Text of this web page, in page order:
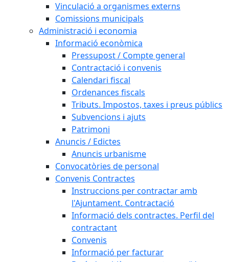
Vinculació a organismes externs
Comissions municipals
Administració i economia
Informació econòmica
Pressupost / Compte general
Contractació i convenis
Calendari fiscal
Ordenances fiscals
Tributs. Impostos, taxes i preus públics
Subvencions i ajuts
Patrimoni
Anuncis / Edictes
Anuncis urbanisme
Convocatòries de personal
Convenis Contractes
Instruccions per contractar amb
l'Ajuntament. Contractació
Informació dels contractes. Perfil del
contractant
Convenis
Informació per facturar